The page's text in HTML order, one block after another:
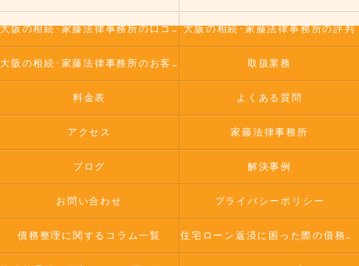
大阪の相続･家藤法律事務所の口コミ情報 大阪の相続･家藤法律事務所の評判
大阪の相続･家藤法律事務所のお客様の声 取扱業務
料金表 よくある質問
アクセス 家藤法律事務所
ブログ 解決事例
お問い合わせ プライバシーポリシー
債務整理に関するコラム一覧 住宅ローン返済に困った際の債務整理方法について